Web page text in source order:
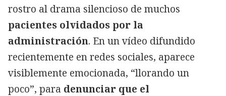
rostro al drama silencioso de muchos
pacientes olvidados por la
administración. En un vídeo difundido
recientemente en redes sociales, aparece
visiblemente emocionada, “llorando un
poco”, para denunciar que el